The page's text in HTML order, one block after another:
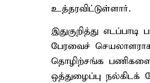
உத்தரவிட்டுள்ளார்.
இதுகுறித்து
பேரவைச்
தொழிற்சங்க
ஒத்துழைப்பு நல்கிடக்